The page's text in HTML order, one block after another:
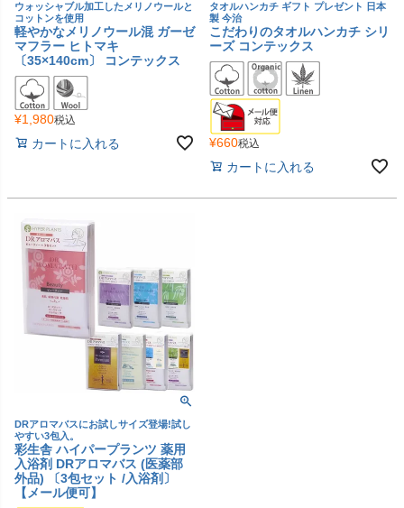
ウォッシャブル加工したメリノウールと
コットンを使用
軽やかなメリノウール混 ガーゼ
マフラー ヒトマキ
〔35×140cm〕 コンテックス
¥1,980税込
カートに入れる
タオルハンカチ ギフト プレゼント 日本
製 今治
こだわりのタオルハンカチ シリ
ーズ コンテックス
¥660税込
カートに入れる
DRアロマバスにお試しサイズ登場!試し
やすい3包入。
彩生舎 ハイパープランツ 薬用
入浴剤 DRアロマバス (医薬部
外品) 〔3包セット /入浴剤〕
【メール便可】